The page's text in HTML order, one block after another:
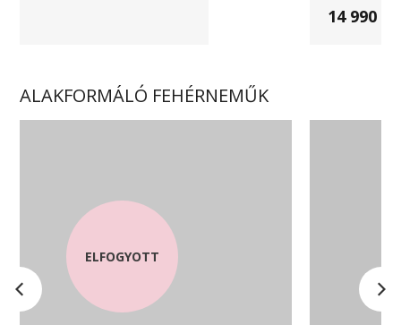
14 990 Ft
ALAKFORMÁLÓ FEHÉRNEMŰK
ELFOGYOTT